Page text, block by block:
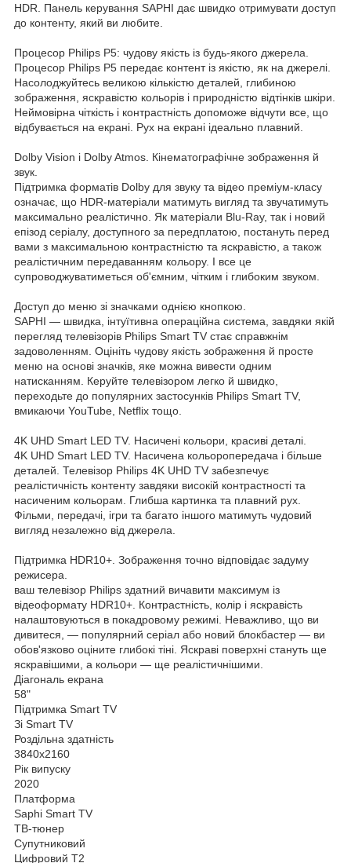
HDR. Панель керування SAPHI дає швидко отримувати доступ
до контенту, який ви любите.
Процесор Philips P5: чудову якість із будь-якого джерела.
Процесор Philips P5 передає контент із якістю, як на джерелі.
Насолоджуйтесь великою кількістю деталей, глибиною
зображення, яскравістю кольорів і природністю відтінків шкіри.
Неймовірна чіткість і контрастність допоможе відчути все, що
відбувається на екрані. Рух на екрані ідеально плавний.
Dolby Vision і Dolby Atmos. Кінематографічне зображення й
звук.
Підтримка форматів Dolby для звуку та відео преміум-класу
означає, що HDR-матеріали матимуть вигляд та звучатимуть
максимально реалістично. Як матеріали Blu-Ray, так і новий
епізод серіалу, доступного за передплатою, постануть перед
вами з максимальною контрастністю та яскравістю, а також
реалістичним передаванням кольору. І все це
супроводжуватиметься об'ємним, чітким і глибоким звуком.
Доступ до меню зі значками однією кнопкою.
SAPHI — швидка, інтуїтивна операційна система, завдяки якій
перегляд телевізорів Philips Smart TV стає справжнім
задоволенням. Оцініть чудову якість зображення й просте
меню на основі значків, яке можна вивести одним
натисканням. Керуйте телевізором легко й швидко,
переходьте до популярних застосунків Philips Smart TV,
вмикаючи YouTube, Netflix тощо.
4K UHD Smart LED TV. Насичені кольори, красиві деталі.
4K UHD Smart LED TV. Насичена кольоропередача і більше
деталей. Телевізор Philips 4K UHD TV забезпечує
реалістичність контенту завдяки високій контрастності та
насиченим кольорам. Глибша картинка та плавний рух.
Фільми, передачі, ігри та багато іншого матимуть чудовий
вигляд незалежно від джерела.
Підтримка HDR10+. Зображення точно відповідає задуму
режисера.
ваш телевізор Philips здатний вичавити максимум із
відеоформату HDR10+. Контрастність, колір і яскравість
налаштовуються в покадровому режимі. Неважливо, що ви
дивитеся, — популярний серіал або новий блокбастер — ви
обов'язково оціните глибокі тіні. Яскраві поверхні стануть ще
яскравішими, а кольори — ще реалістичнішими.
Діагональ екрана
58"
Підтримка Smart TV
Зі Smart TV
Роздільна здатність
3840x2160
Рік випуску
2020
Платформа
Saphi Smart TV
ТВ-тюнер
Супутниковий
Цифровий Т2